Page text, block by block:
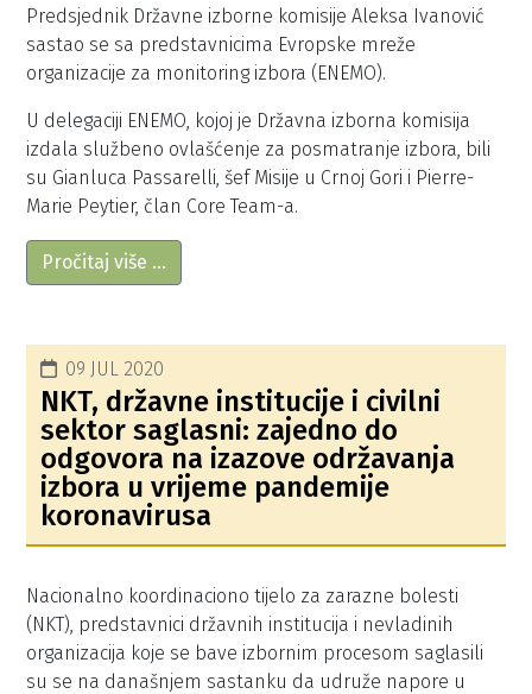
Predsjednik Državne izborne komisije Aleksa Ivanović
sastao se sa predstavnicima Evropske mreže
organizacije za monitoring izbora (ENEMO).
U delegaciji ENEMO, kojoj je Državna izborna komisija
izdala službeno ovlašćenje za posmatranje izbora, bili
su Gianluca Passarelli, šef Misije u Crnoj Gori i Pierre-
Marie Peytier, član Core Team-a.
Pročitaj više …
09 JUL 2020
NKT, državne institucije i civilni
sektor saglasni: zajedno do
odgovora na izazove održavanja
izbora u vrijeme pandemije
koronavirusa
Nacionalno koordinaciono tijelo za zarazne bolesti
(NKT), predstavnici državnih institucija i nevladinih
organizacija koje se bave izbornim procesom saglasili
su se na današnjem sastanku da udruže napore u